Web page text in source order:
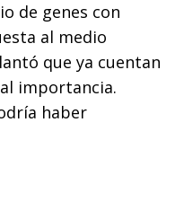
de genes con
al medio
que ya cuentan
importancia.
haber